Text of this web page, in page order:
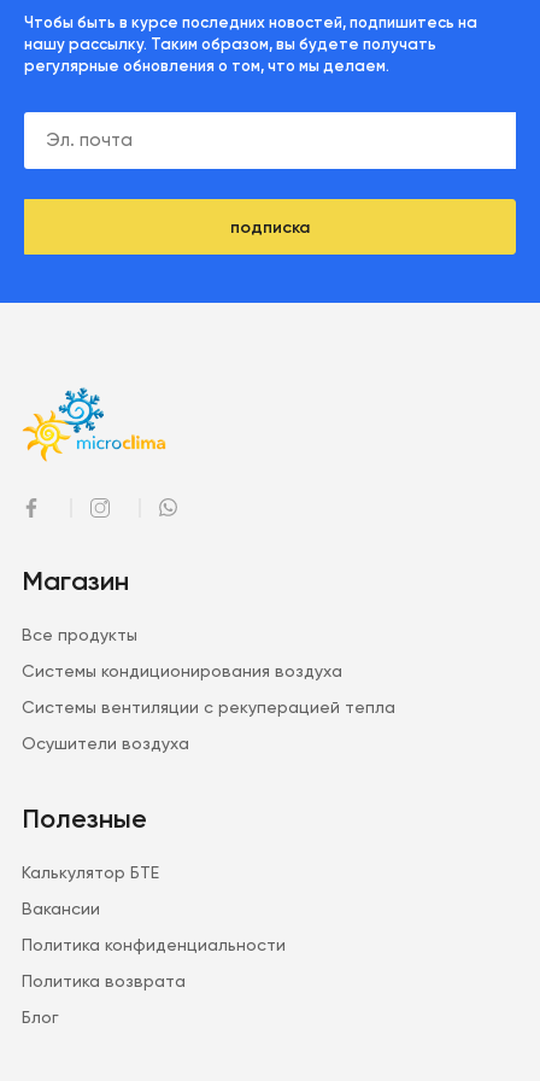
Чтобы быть в курсе последних новостей, подпишитесь на
нашу рассылку. Таким образом, вы будете получать
регулярные обновления о том, что мы делаем.
подписка
Магазин
Все продукты
Системы кондиционирования воздуха
Системы вентиляции с рекуперацией тепла
Осушители воздуха
Полезные
Калькулятор БТЕ
Вакансии
Политика конфиденциальности
Политика возврата
Блог